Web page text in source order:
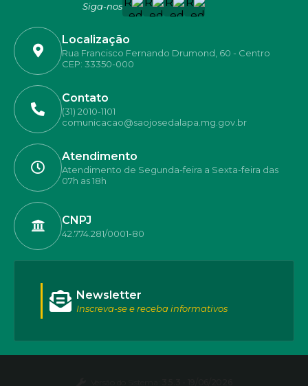
Siga-nos
Localização
Rua Francisco Fernando Drumond, 60 - Centro
CEP: 33350-000
Contato
(31) 2010-1101
comunicacao@saojosedalapa.mg.gov.br
Atendimento
Atendimento de Segunda-feira a Sexta-feira das
07h as 18h
CNPJ
42.774.281/0001-80
Newsletter
Inscreva-se e receba informativos